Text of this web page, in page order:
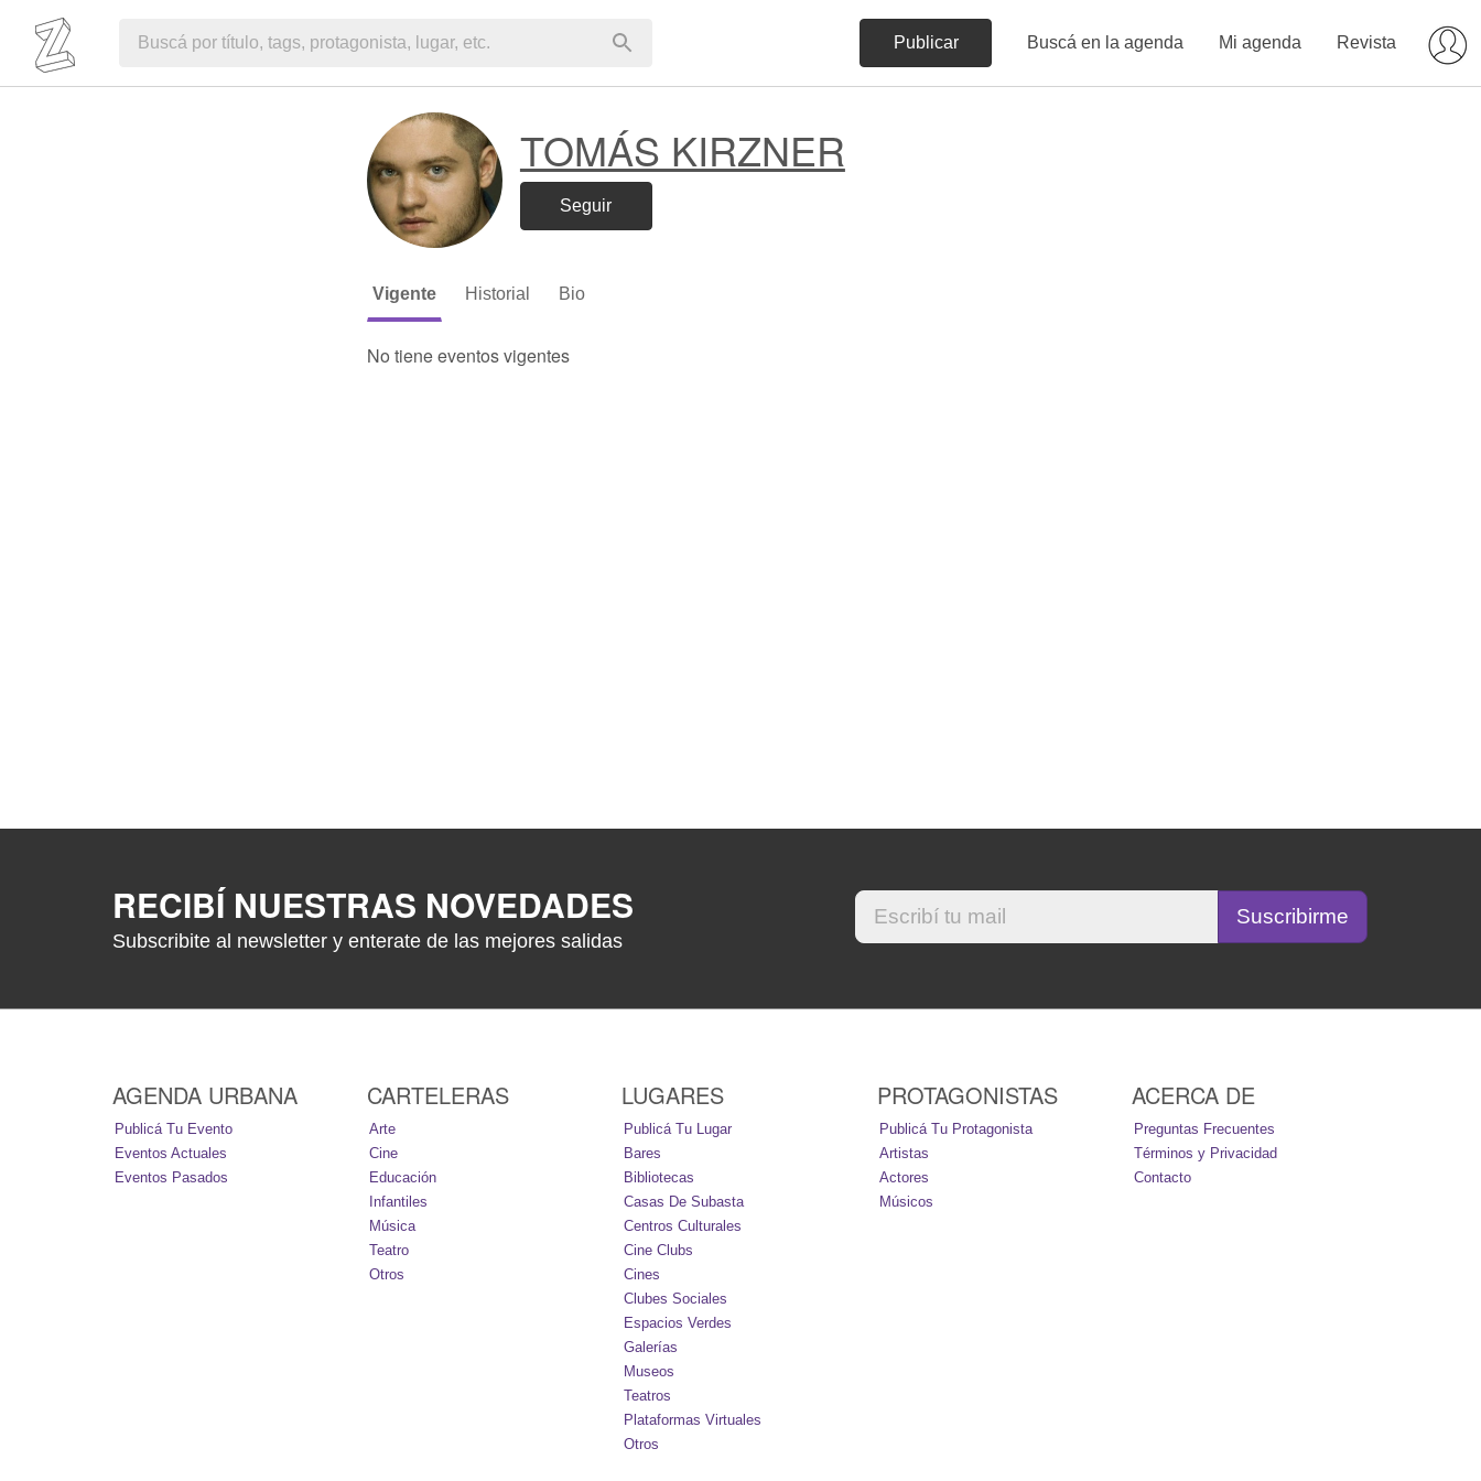
Publicar Buscá en la agenda Mi agenda Revista
TOMÁS KIRZNER
Seguir
Vigente Historial Bio
No tiene eventos vigentes
RECIBÍ NUESTRAS NOVEDADES
Subscribite al newsletter y enterate de las mejores salidas
AGENDA URBANA
Publicá Tu Evento
Eventos Actuales
Eventos Pasados
CARTELERAS
Arte
Cine
Educación
Infantiles
Música
Teatro
Otros
LUGARES
Publicá Tu Lugar
Bares
Bibliotecas
Casas De Subasta
Centros Culturales
Cine Clubs
Cines
Clubes Sociales
Espacios Verdes
Galerías
Museos
Teatros
Plataformas Virtuales
Otros
PROTAGONISTAS
Publicá Tu Protagonista
Artistas
Actores
Músicos
ACERCA DE
Preguntas Frecuentes
Términos y Privacidad
Contacto